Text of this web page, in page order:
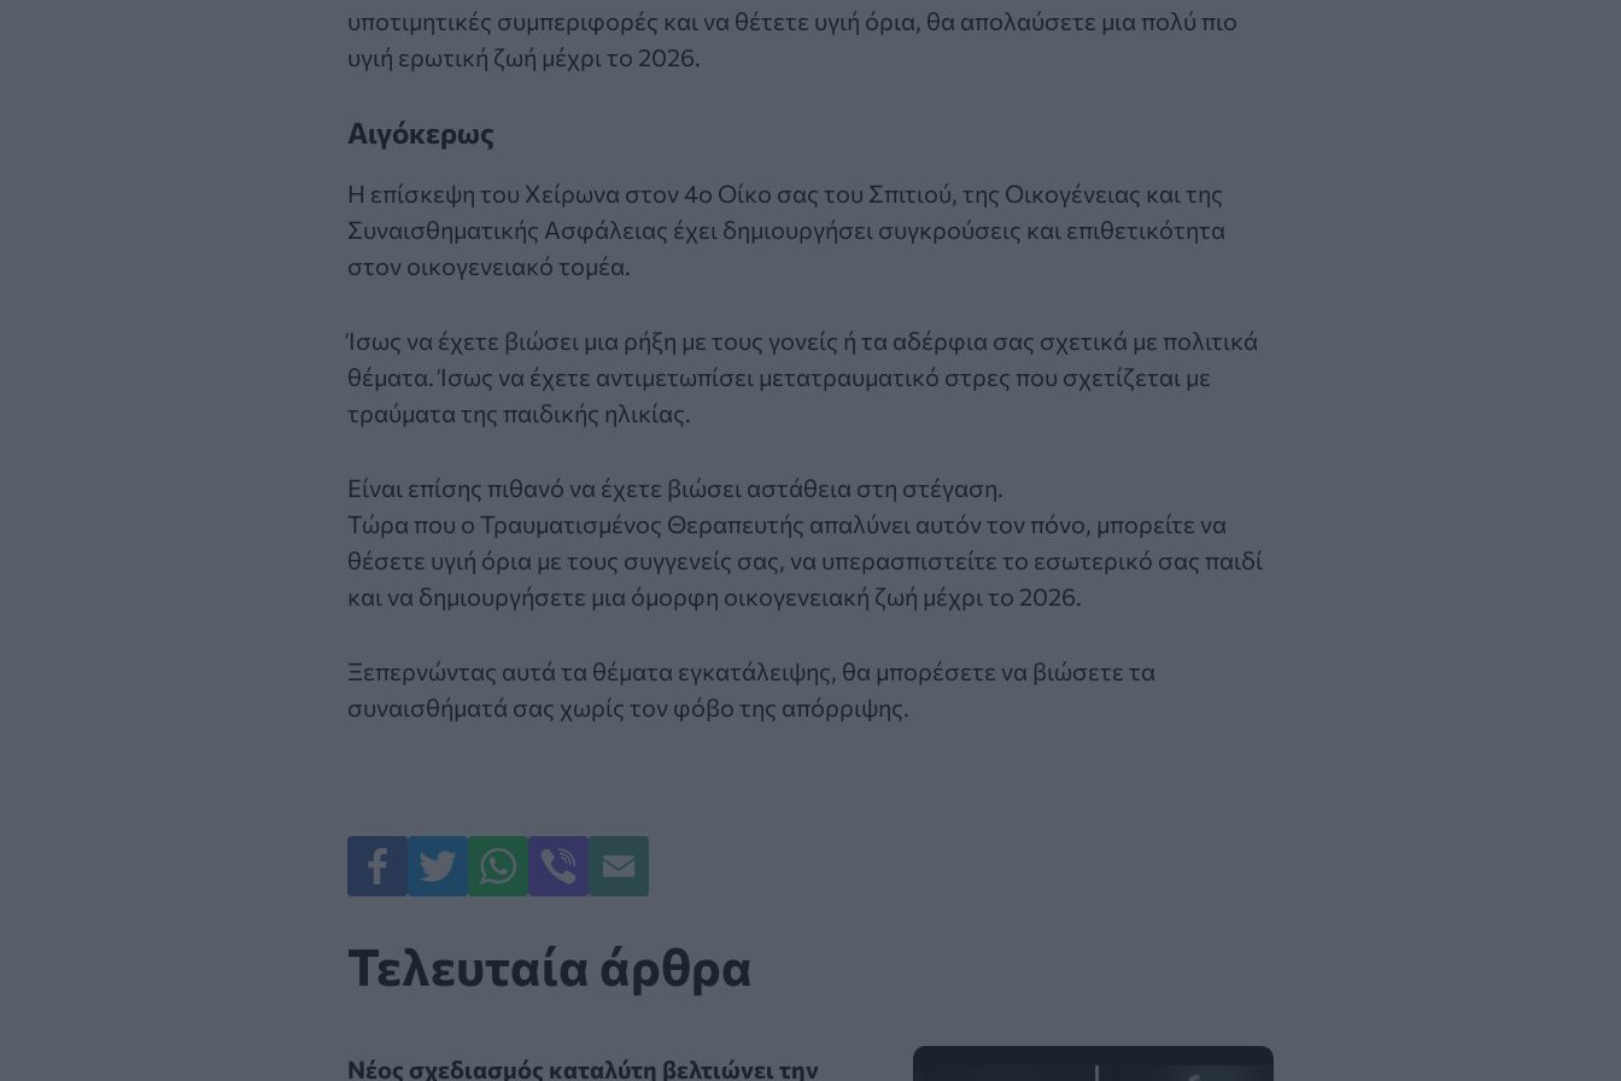
υποτιμητικές συμπεριφορές και να θέτετε υγιή όρια, θα απολαύσετε μια πολύ πιο
υγιή ερωτική ζωή μέχρι το 2026.
Αιγόκερως
Η επίσκεψη του Χείρωνα στον 4ο Οίκο σας του Σπιτιού, της Οικογένειας και της
Συναισθηματικής Ασφάλειας έχει δημιουργήσει συγκρούσεις και επιθετικότητα
στον οικογενειακό τομέα.
Ίσως να έχετε βιώσει μια ρήξη με τους γονείς ή τα αδέρφια σας σχετικά με πολιτικά
θέματα. Ίσως να έχετε αντιμετωπίσει μετατραυματικό στρες που σχετίζεται με
τραύματα της παιδικής ηλικίας.
Είναι επίσης πιθανό να έχετε βιώσει αστάθεια στη στέγαση.
Τώρα που ο Τραυματισμένος Θεραπευτής απαλύνει αυτόν τον πόνο, μπορείτε να
θέσετε υγιή όρια με τους συγγενείς σας, να υπερασπιστείτε το εσωτερικό σας παιδί
και να δημιουργήσετε μια όμορφη οικογενειακή ζωή μέχρι το 2026.
Ξεπερνώντας αυτά τα θέματα εγκατάλειψης, θα μπορέσετε να βιώσετε τα
συναισθήματά σας χωρίς τον φόβο της απόρριψης.
Τελευταία άρθρα
Νέος σχεδιασμός καταλύτη βελτιώνει την